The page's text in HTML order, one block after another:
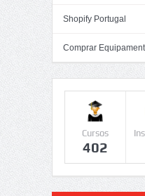
Shopify Portugal
Comprar
Cursos
402